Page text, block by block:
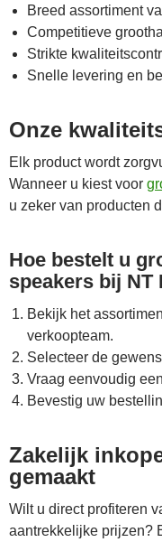
Breed assortiment
Competitieve
Strikte
Snelle levering en
Onze
Elk product wordt
Wanneer u kiest voor
u zeker van producten
Hoe bestelt u
speakers bij NT
Bekijk het
verkoopteam.
Selecteer de
Vraag eenvoudig
Bevestig uw
Zakelijk
gemaakt
Wilt u direct profiteren
aantrekkelijke prijzen?